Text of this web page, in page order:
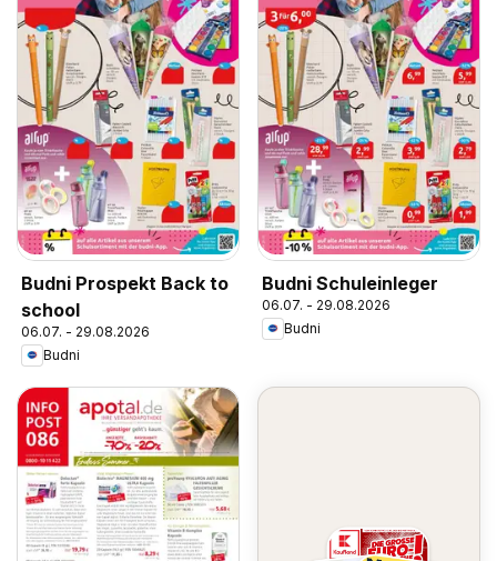
Budni Prospekt Back to
school
06.07. - 29.08.2026
Budni
Budni Schuleinleger
06.07. - 29.08.2026
Budni